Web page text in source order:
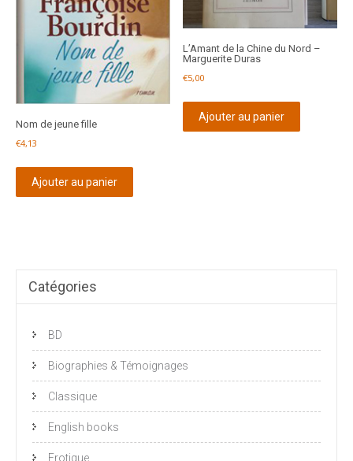
Nom de jeune fille
€4,13
Ajouter au panier
L’Amant de la Chine du Nord –
Marguerite Duras
€5,00
Ajouter au panier
Catégories
BD
Biographies & Témoignages
Classique
English books
Erotique